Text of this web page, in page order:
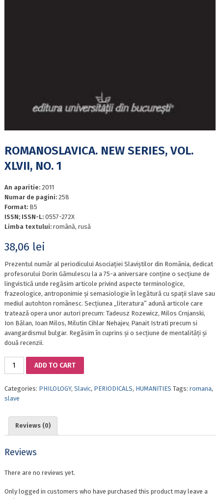
ROMANOSLAVICA. NEW SERIES, VOL.
XLVII, NO. 1
An aparitie: 2011
Numar de pagini: 258
Format: B5
ISSN; ISSN-L: 0557-272X
Limba textului: română, rusă
38,06 lei
Prezentul număr al periodicului Asociației Slaviștilor din România, dedicat
profesorului Dorin Gămulescu la a 75-a aniversare conține o secțiune de
lingvistică unde regăsim articole privind aspecte terminologice,
frazeologice, antroponimie și semasiologie în legătură cu spații slave sau
mediul autohton românesc. Secțiunea „literatura” adună articole care
tratează opera unor autori precum: Tadeusz Rozewicz, Milos Crnjanski,
Ion Bălan, Ioan Milos, Milutin Cihlar Nehajev, Panait Istrati precum si
avangardismul bulgar. Regăsim în cuprins și o secțiune de mentalități și
două recenzii.
ROMANOSLAVICA.
vol.
XLVII,
quantity
ADD TO CART
Categories: PHILOLOGY, Slavic, PERIODICALS, HUMANITIES Tags: romana,
slave
Reviews (0)
Reviews
There are no reviews yet.
Only logged in customers who have purchased this product may leave a